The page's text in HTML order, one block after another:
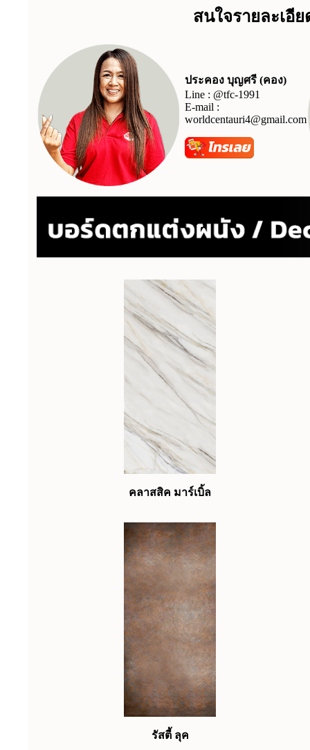
สนใจรายละเอี
ประคอง บุญศรี (คอง)
Line : @tfc-1991
E-mail :
worldcentauri4@gmail.com
คลาสสิค มาร์เบิ้ล
รัสตี้ ลุค